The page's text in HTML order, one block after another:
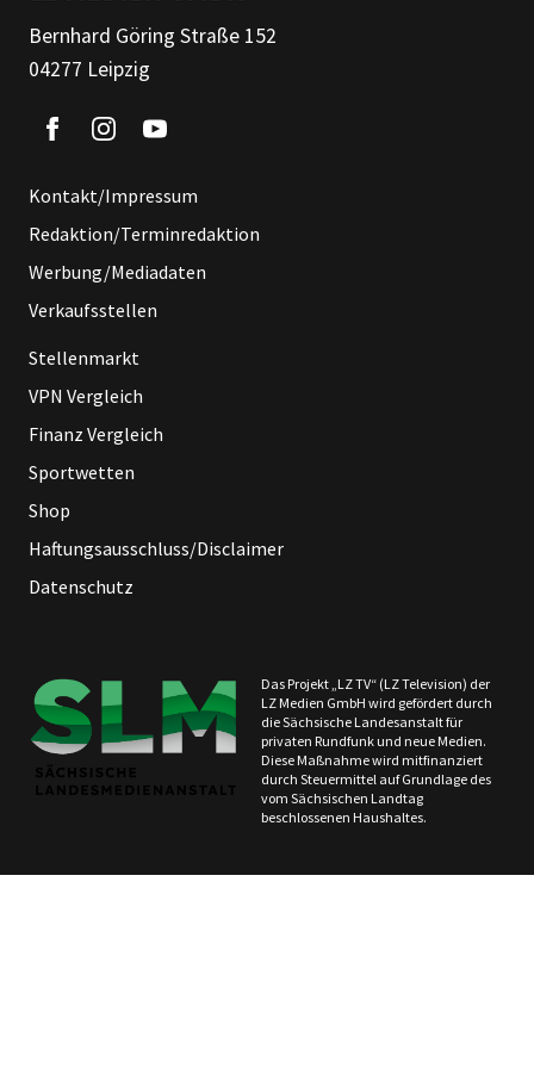
Bernhard Göring Straße 152
04277 Leipzig
Kontakt/Impressum
Redaktion/Terminredaktion
Werbung/Mediadaten
Verkaufsstellen
Stellenmarkt
VPN Vergleich
Finanz Vergleich
Sportwetten
Shop
Haftungsausschluss/Disclaimer
Datenschutz
Das Projekt „LZ TV“ (LZ Television) der
LZ Medien GmbH wird gefördert durch
die Sächsische Landesanstalt für
privaten Rundfunk und neue Medien.
Diese Maßnahme wird mitfinanziert
durch Steuermittel auf Grundlage des
vom Sächsischen Landtag
beschlossenen Haushaltes.